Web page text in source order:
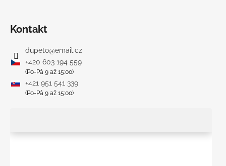
Kontakt
dupeto@email.cz
+420 603 194 559
(Po-Pá 9 až 15:00)
+421 951 541 339
(Po-Pá 9 až 15:00)